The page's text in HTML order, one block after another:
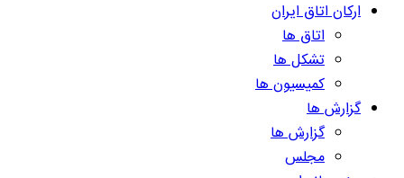
ارکان اتاق ایران
اتاق ها
تشکل ها
کمیسیون ها
گزارش ها
گزارش ها
مجلس